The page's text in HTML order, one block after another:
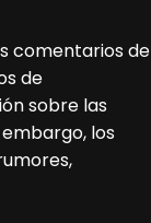
comentarios de
de
sobre las
los